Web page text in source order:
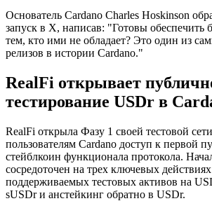
Основатель Cardano Charles Hoskinson
запуск в X, написав: "Готовы обеспечить
тем, кто ими не обладает? Это один из
релизов в истории Cardano."
RealFi открывает
тестирование USDr в
RealFi открыла Фазу 1 своей тестовой
пользователям Cardano доступ к первой
стейблкоин функционала протокола.
сосредоточен на трех ключевых
поддерживаемых тестовых активов на
sUSDr и анстейкинг обратно в USDr.